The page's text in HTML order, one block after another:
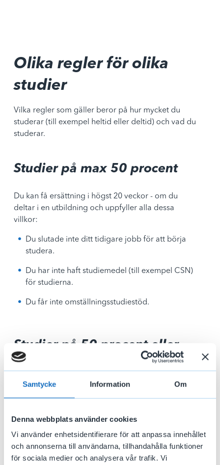
Samtycke Information Om
Denna webbplats använder cookies
Vi använder enhetsidentifierare för att anpassa innehållet
och annonserna till användarna, tillhandahålla funktioner
för sociala medier och analysera vår trafik. Vi
Olika regler för olika
studier
Vilka regler som gäller beror på hur mycket du
studerar (till exempel heltid eller deltid) och vad du
studerar.
Studier på max 50 procent
Du kan få ersättning i högst 20 veckor - om du
deltar i en utbildning och uppfyller alla dessa
villkor:
Du slutade inte ditt tidigare jobb för att börja
studera.
Du har inte haft studiemedel (till exempel CSN)
för studierna.
Du får inte omställningsstudiestöd.
Studier på 50 procent eller
mer
arbetslös och uppfyller alla dessa villkor:
Du slutade inte ditt tidigare jobb för att börja
studera